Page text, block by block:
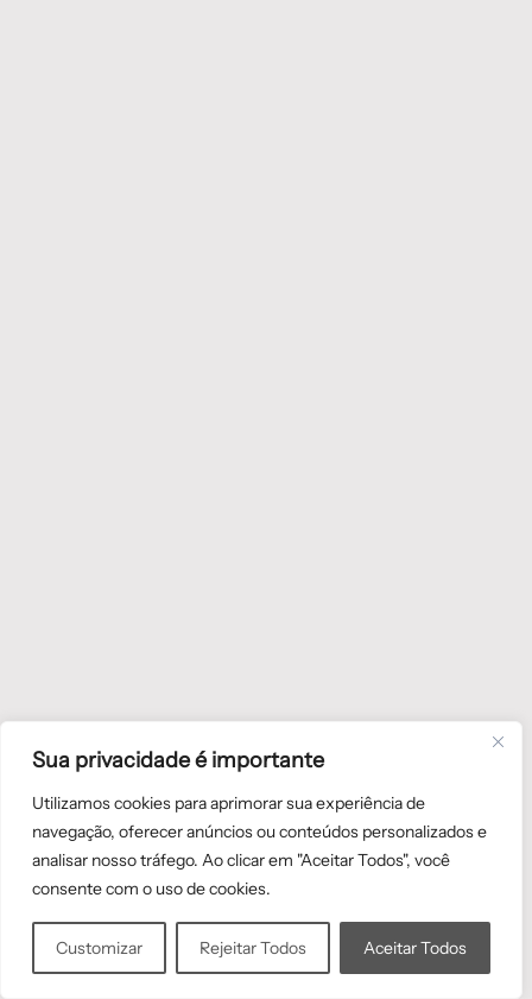
Sua privacidade é importante
Utilizamos cookies para aprimorar sua experiência de
navegação, oferecer anúncios ou conteúdos personalizados e
analisar nosso tráfego. Ao clicar em "Aceitar Todos", você
consente com o uso de cookies.
Customizar Rejeitar Todos Aceitar Todos